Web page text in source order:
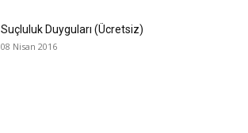
Suçluluk Duyguları (Ücretsiz)
08 Nisan 2016